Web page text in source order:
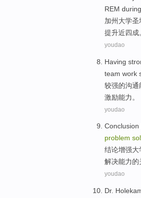
REM during
加州 大学圣
提升近四成
youdao
Having
team work
较强的沟通
激励能力 。
youdao
Conclusion
problem
结论增强大
解决能力的
youdao
Dr.